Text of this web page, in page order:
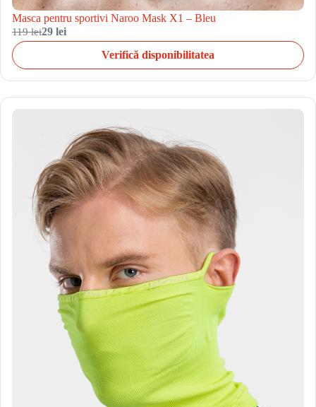
Masca pentru sportivi Naroo Mask X1 – Bleu
119 lei29 lei
Verifică disponibilitatea